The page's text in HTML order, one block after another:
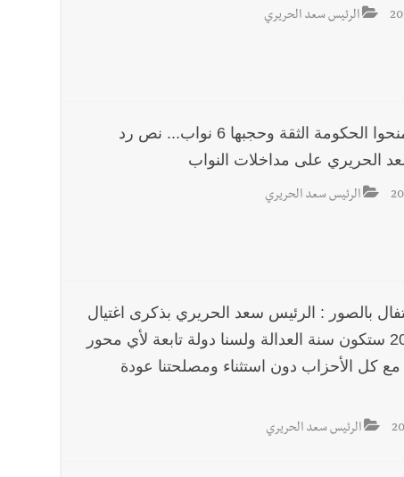
... أيّ نتائج حاسمة؟
رجل الاعمال الاماراتي خلف الحبتور : 112
وإعلام إيراني: الاتّفاق مع عُمان مؤجّل ما دامت التهديدات مستمرّة
الرئيس سعد الحريري
110 نائبا منحوا الحكومة الثقة وحجبها 6 نواب... نص رد
الحريري على مداخلات النواب
الرئيس سعد الحريري
بالصور : الرئيس سعد الحريري بذكرى اغتيال
والده: 2019 ستكون سنة العدالة ولسنا دولة تابعة لأي محور
كل الأحزاب دون استثناء ومصلحتنا عودة
الرئيس سعد الحريري